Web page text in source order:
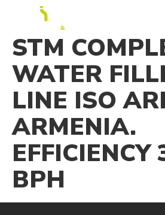
STM
WATER
LINE ISO
ARMENIA.
EFFICIENCY
BPH